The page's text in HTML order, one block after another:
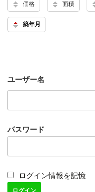
価格 面積
築年月
ユーザー名
パスワード
ログイン情報を記憶